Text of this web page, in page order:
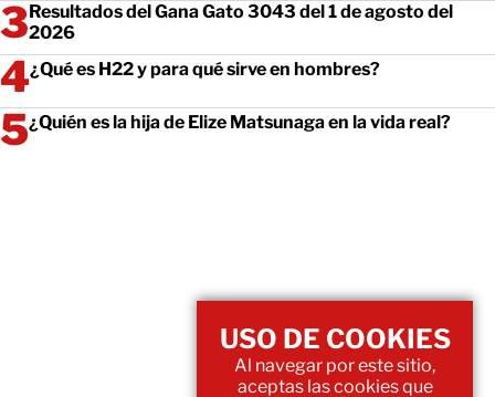
Resultados del Gana Gato 3043 del 1 de agosto del
2026
¿Qué es H22 y para qué sirve en hombres?
¿Quién es la hija de Elize Matsunaga en la vida real?
USO DE COOKIES
Al navegar por este sitio,
aceptas las cookies que